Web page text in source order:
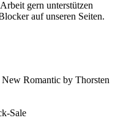
gern unterstützen
auf unseren Seiten.
Romantic by Thorsten
Sale